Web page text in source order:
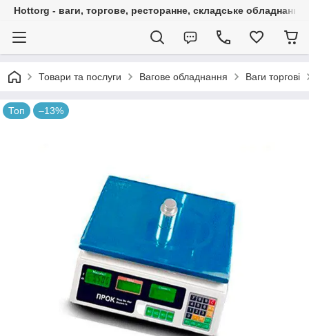
Hottorg - ваги, торгове, ресторанне, складське обладнання
Товари та послуги Вагове обладнання Ваги торгові
Топ –13%